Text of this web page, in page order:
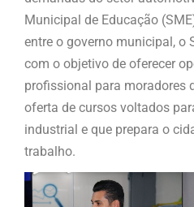
Municipal de Educação
entre o governo municipal, o
com o objetivo de oferecer
profissional para moradores
oferta de cursos voltados
industrial e que prepara o
trabalho.